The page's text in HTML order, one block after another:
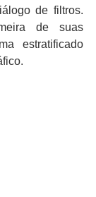
de filtros.
de suas
estratificado